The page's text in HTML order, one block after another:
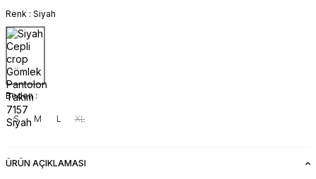
Renk : Siyah
Beden :
S M L XL
ÜRÜN AÇIKLAMASI